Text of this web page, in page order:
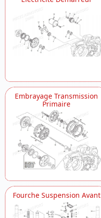
Embrayage Transmission
Primaire
Fourche Suspension Avant